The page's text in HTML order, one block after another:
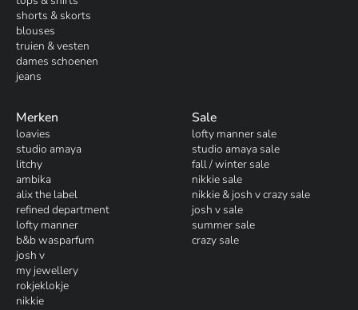
shorts & skorts
blouses
truien & vesten
dames schoenen
jeans
Merken
loavies
studio amaya
litchy
ambika
alix the label
refined department
lofty manner
b&b wasparfum
josh v
my jewellery
rokjeklokje
nikkie
Sale
lofty manner sale
studio amaya sale
fall / winter sale
nikkie sale
nikkie & josh v crazy sale
josh v sale
summer sale
crazy sale